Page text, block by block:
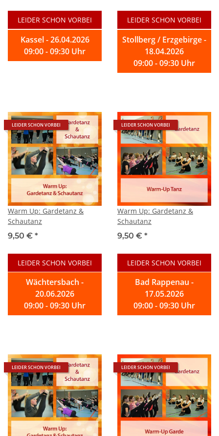
LEIDER SCHON VORBEI
Kassel - 26.04.2026
09:00 - 09:30 Uhr
LEIDER SCHON VORBEI
Stollberg / Erzgebirge -
18.04.2026
09:00 - 09:30 Uhr
LEIDER SCHON VORBEI
Warm Up: Gardetanz &
Schautanz
9,50 € *
LEIDER SCHON VORBEI
Wächtersbach -
20.06.2026
09:00 - 09:30 Uhr
LEIDER SCHON VORBEI
Warm Up: Gardetanz &
Schautanz
9,50 € *
LEIDER SCHON VORBEI
Bad Rappenau -
17.05.2026
09:00 - 09:30 Uhr
LEIDER SCHON VORBEI LEIDER SCHON VORBEI